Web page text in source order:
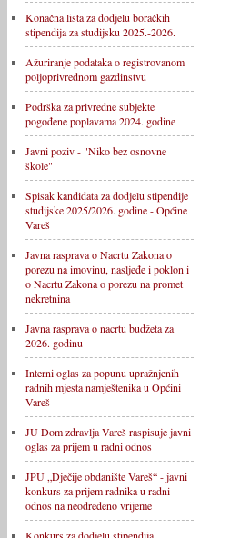
Konačna lista za dodjelu boračkih
stipendija za studijsku 2025.-2026.
Ažuriranje podataka o registrovanom
poljoprivrednom gazdinstvu
Podrška za privredne subjekte
pogođene poplavama 2024. godine
Javni poziv - "Niko bez osnovne
škole"
Spisak kandidata za dodjelu stipendije
studijske 2025/2026. godine - Općine
Vareš
Javna rasprava o Nacrtu Zakona o
porezu na imovinu, nasljeđe i poklon i
o Nacrtu Zakona o porezu na promet
nekretnina
Javna rasprava o nacrtu budžeta za
2026. godinu
Interni oglas za popunu upražnjenih
radnih mjesta namještenika u Općini
Vareš
JU Dom zdravlja Vareš raspisuje javni
oglas za prijem u radni odnos
JPU „Dječije obdanište Vareš“ - javni
konkurs za prijem radnika u radni
odnos na neodređeno vrijeme